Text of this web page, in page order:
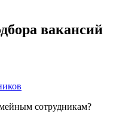
вакансий
сотрудникам?